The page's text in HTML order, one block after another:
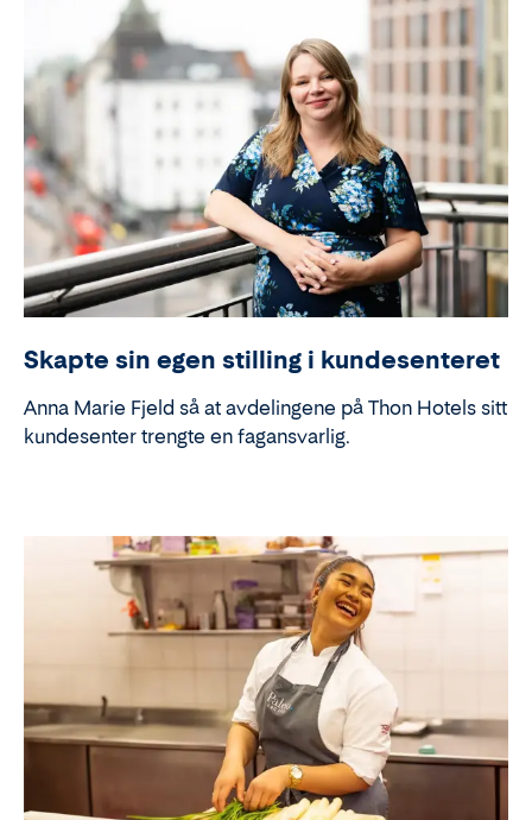
Skapte sin egen stilling i kundesenteret
Anna Marie Fjeld så at avdelingene på Thon Hotels sitt
kundesenter trengte en fagansvarlig.